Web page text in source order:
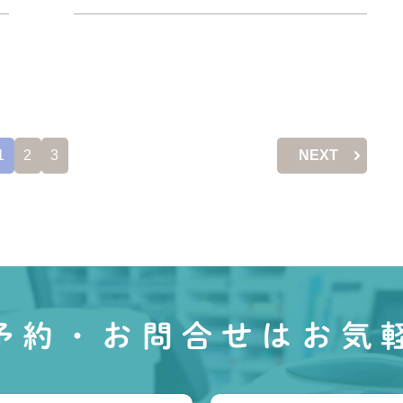
2 3 NEXT
約・お問合せは お気